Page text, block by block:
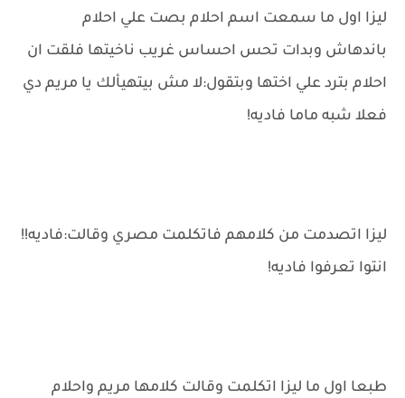
ليزا اول ما سمعت اسم احلام بصت علي احلام
باندهاش وبدات تحس احساس غريب ناخيتها فلقت ان
احلام بترد علي اختها وبتقول:لا مش بيتهيألك يا مريم دي
فعلا شبه ماما فاديه!
ليزا اتصدمت من كلامهم فاتكلمت مصري وقالت:فاديه!!
انتوا تعرفوا فاديه!
طبعا اول ما ليزا اتكلمت وقالت كلامها مريم واحلام